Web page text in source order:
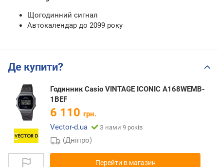
Щогодинний сигнал
Автокалендар до 2099 року
Де купити?
Годинник Casio VINTAGE ICONIC A168WEMB-
1BEF
6 110 грн.
Vector-d.ua
З нами 9 років
(Дніпро)
Перейти в магазин